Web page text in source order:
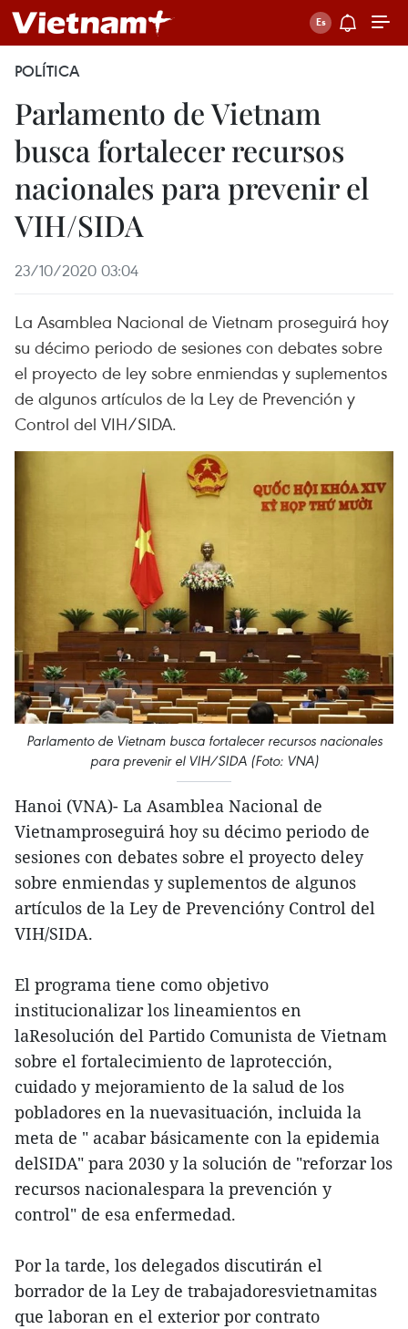
POLÍTICA
Parlamento de Vietnam
busca fortalecer recursos
nacionales para prevenir el
VIH/SIDA
23/10/2020 03:04
La Asamblea Nacional de Vietnam proseguirá hoy
su décimo periodo de sesiones con debates sobre
el proyecto de ley sobre enmiendas y suplementos
de algunos artículos de la Ley de Prevención y
Control del VIH/SIDA.
Parlamento de Vietnam busca fortalecer recursos nacionales
para prevenir el VIH/SIDA (Foto: VNA)
Hanoi (VNA)- La Asamblea Nacional de
Vietnamproseguirá hoy su décimo periodo de
sesiones con debates sobre el proyecto deley
sobre enmiendas y suplementos de algunos
artículos de la Ley de Prevencióny Control del
VIH/SIDA.
El programa tiene como objetivo
institucionalizar los lineamientos en
laResolución del Partido Comunista de Vietnam
sobre el fortalecimiento de laprotección,
cuidado y mejoramiento de la salud de los
pobladores en la nuevasituación, incluida la
meta de " acabar básicamente con la epidemia
delSIDA" para 2030 y la solución de "reforzar los
recursos nacionalespara la prevención y
control" de esa enfermedad.
Por la tarde, los delegados discutirán el
borrador de la Ley de trabajadoresvietnamitas
que laboran en el exterior por contrato